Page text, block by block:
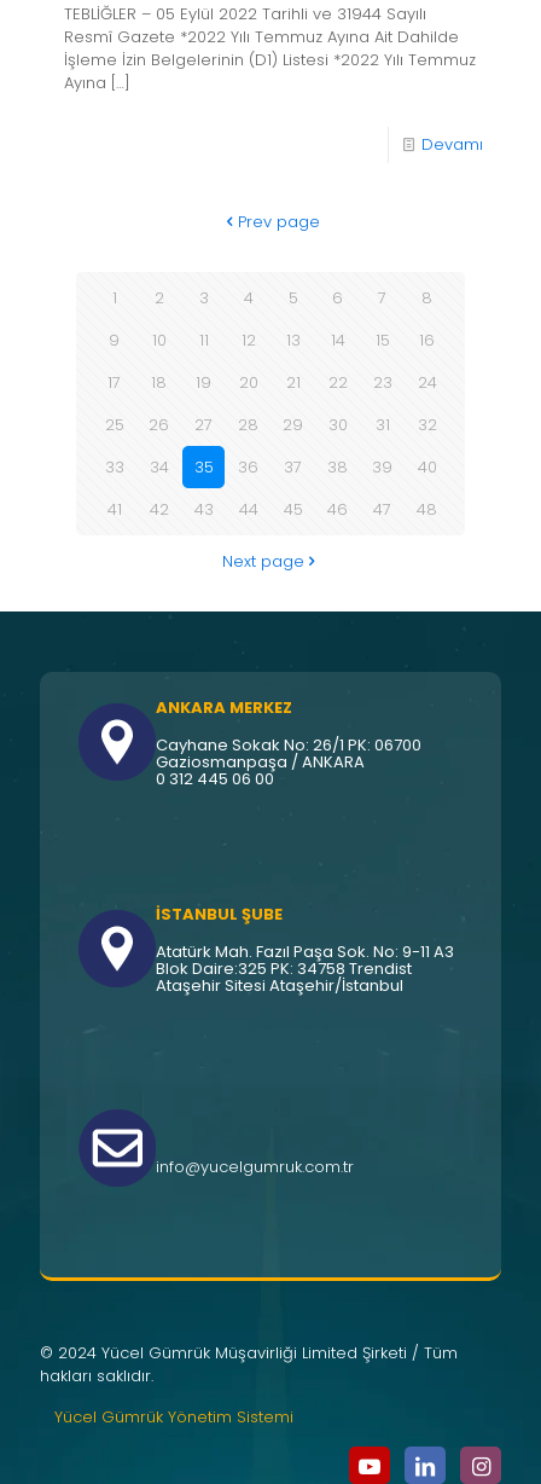
TEBLİĞLER – 05 Eylül 2022 Tarihli ve 31944 Sayılı
Resmî Gazete *2022 Yılı Temmuz Ayına Ait Dahilde
İşleme İzin Belgelerinin (D1) Listesi *2022 Yılı Temmuz
Ayına […]
Devamı
Prev page
1 2 3 4 5 6 7
8
9
10 11 12 13 14 15
16
17
18 19 20 21 22 23
24
25
26 27 28 29 30 31
32
33
34 35 36 37 38 39
40
41
42 43 44 45 46 47 48
Next page
ANKARA MERKEZ
Cayhane Sokak No: 26/1 PK: 06700
Gaziosmanpaşa / ANKARA
0 312 445 06 00
İSTANBUL ŞUBE
Atatürk Mah. Fazıl Paşa Sok. No: 9-11 A3
Blok Daire:325 PK: 34758 Trendist
Ataşehir Sitesi Ataşehir/İstanbul
info@yucelgumruk.com.tr
© 2024 Yücel Gümrük Müşavirliği Limited Şirketi / Tüm
hakları saklıdır.
Yücel Gümrük Yönetim Sistemi